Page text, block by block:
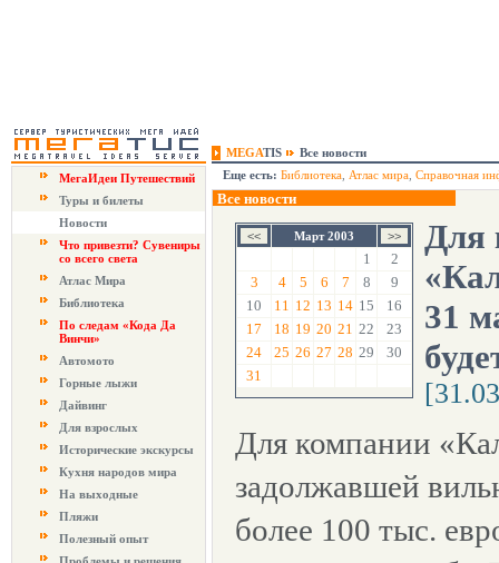
MEGATIS
Все новости
МегаИдеи Путешествий
Туры и билеты
Новости
Что привезти? Сувениры
со всего света
Атлас Мира
Библиотека
По следам «Кода Да
Винчи»
Автомото
Горные лыжи
Дайвинг
Для взрослых
Исторические экскурсы
Кухня народов мира
На выходные
Пляжи
Полезный опыт
Еще есть: Библиотека Атлас мира Справочная
Все новости
Март 2003
1
2
3
4 5 6 7 8
9
10
11 12 13 14 15
16
17
18 19 20 21 22
23
24
25 26 27 28 29
30
31
Для
31
Для компании
задолжавшей
более 100 тыс.